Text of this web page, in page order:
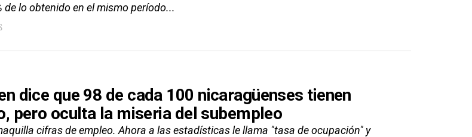
de lo obtenido en el mismo período...
dice que 98 de cada 100 nicaragüenses tienen
pero oculta la miseria del subempleo
cifras de empleo. Ahora a las estadísticas le llama "tasa de ocupación" y